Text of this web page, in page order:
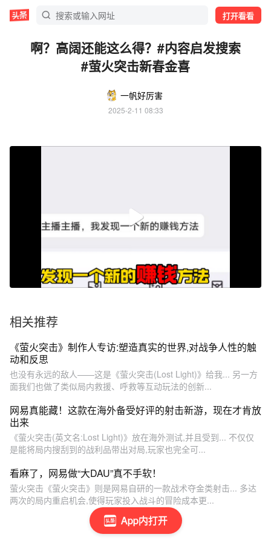
打开看看
App内打开
啊？高阔还能这么得？#内容启发搜索
#萤火突击新春金喜
一帆好厉害
2025-2-11 08:33
相关推荐
《萤火突击》制作人专访:塑造真实的世界,对战争人性的触
动和反思
也没有永远的敌人——这是《萤火突击(Lost Light)》给我... 另一方
面我们也做了类似局内救援、呼救等互动玩法的创新...
网易真能藏！这款在海外备受好评的射击新游，现在才肯放
出来
《萤火突击(英文名:Lost Light)》放在海外测试,并且受到... 不仅仅
是能将局内搜刮到的战利品带出对局,玩家也完全可...
看麻了，网易做“大DAU”真不手软！
萤火突击《萤火突击》则是网易自研的一款战术夺金类射击... 多达
两次的局内重启机会,使得玩家投入战斗的冒险成本更...